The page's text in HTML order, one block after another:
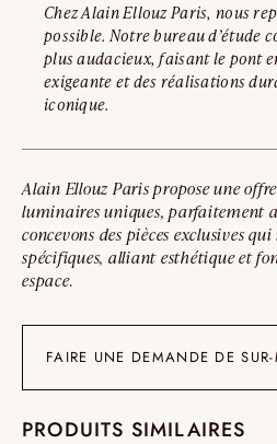
Chez Alain Ellouz Paris, nous
possible. Notre bureau d’étude
plus audacieux, faisant le pont
exigeante et des réalisations
iconique.
Alain Ellouz Paris propose une
luminaires uniques, parfaitement
concevons des pièces exclusives
spécifiques, alliant esthétique et
espace.
FAIRE UNE DEMANDE DE SUR-
PRODUITS SIMILAIRES